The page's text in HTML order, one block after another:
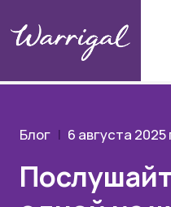
Послушайте рассказ
Блог 6 августа 2025